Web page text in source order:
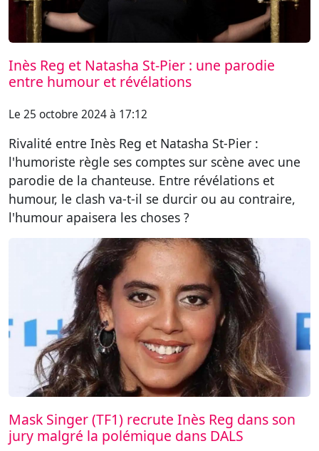
Inès Reg et Natasha St-Pier : une parodie
entre humour et révélations
Le 25 octobre 2024 à 17:12
Rivalité entre Inès Reg et Natasha St-Pier :
l'humoriste règle ses comptes sur scène avec une
parodie de la chanteuse. Entre révélations et
humour, le clash va-t-il se durcir ou au contraire,
l'humour apaisera les choses ?
Mask Singer (TF1) recrute Inès Reg dans son
jury malgré la polémique dans DALS